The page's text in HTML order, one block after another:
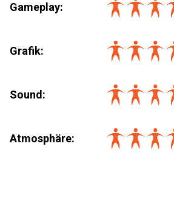
Gameplay:
Grafik:
Sound:
Atmosphäre: